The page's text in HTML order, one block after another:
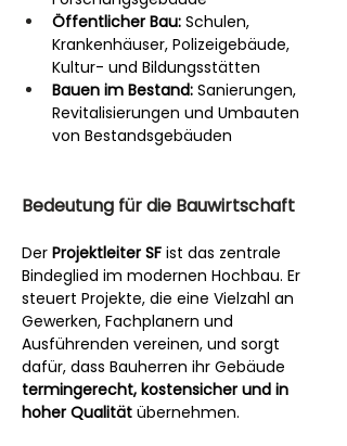
Öffentlicher Bau: Schulen,
Krankenhäuser, Polizeigebäude,
Kultur- und Bildungsstätten
Bauen im Bestand: Sanierungen,
Revitalisierungen und Umbauten
von Bestandsgebäuden
Bedeutung für die Bauwirtschaft
Der Projektleiter SF ist das zentrale
Bindeglied im modernen Hochbau. Er
steuert Projekte, die eine Vielzahl an
Gewerken, Fachplanern und
Ausführenden vereinen, und sorgt
dafür, dass Bauherren ihr Gebäude
termingerecht, kostensicher und in
hoher Qualität übernehmen.